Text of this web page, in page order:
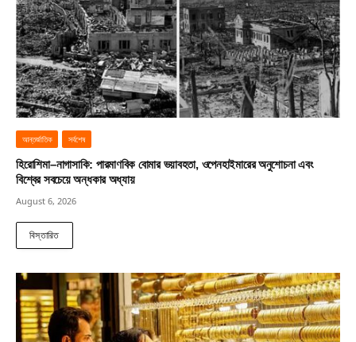
আন্তর্জাতিক সর্বশেষ
হিরোশিমা–নাগাসাকি: পারমাণবিক বোমার ভয়াবহতা, ওপেনহাইমারের অনুশোচনা এবং
বিশ্বের সবচেয়ে অন্ধকার অধ্যায়
August 6, 2026
বিস্তারিত